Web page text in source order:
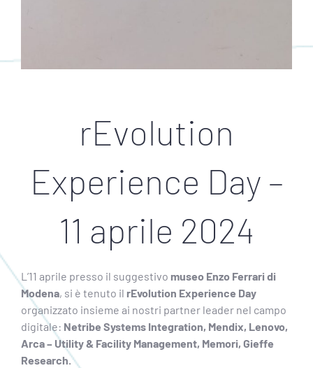
rEvolution
Experience Day –
11 aprile 2024
L’11 aprile presso il suggestivo museo Enzo Ferrari di
Modena, si è tenuto il rEvolution Experience Day
organizzato insieme ai nostri partner leader nel campo
digitale: Netribe Systems Integration, Mendix, Lenovo,
Arca – Utility & Facility Management, Memori, Gieffe
Research.